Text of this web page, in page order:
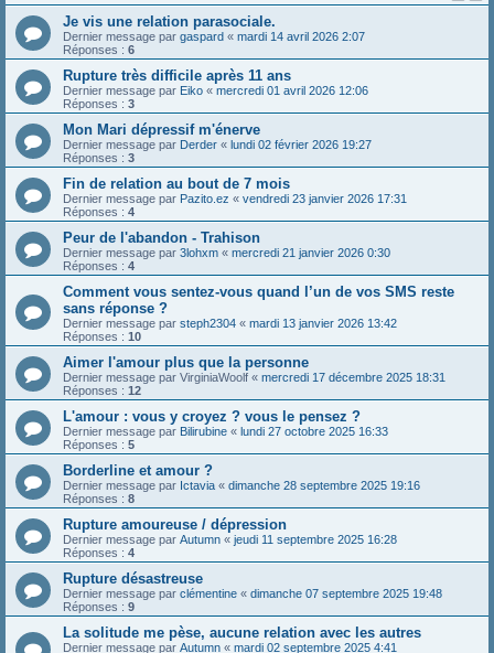
Je vis une relation parasociale.
Dernier message par gaspard « mardi 14 avril 2026 2:07
Réponses : 6
Rupture très difficile après 11 ans
Dernier message par Eiko « mercredi 01 avril 2026 12:06
Réponses : 3
Mon Mari dépressif m'énerve
Dernier message par Derder « lundi 02 février 2026 19:27
Réponses : 3
Fin de relation au bout de 7 mois
Dernier message par Pazito.ez « vendredi 23 janvier 2026 17:31
Réponses : 4
Peur de l'abandon - Trahison
Dernier message par 3lohxm « mercredi 21 janvier 2026 0:30
Réponses : 4
Comment vous sentez-vous quand l’un de vos SMS reste
sans réponse ?
Dernier message par steph2304 « mardi 13 janvier 2026 13:42
Réponses : 10
Aimer l'amour plus que la personne
Dernier message par VirginiaWoolf « mercredi 17 décembre 2025 18:31
Réponses : 12
L'amour : vous y croyez ? vous le pensez ?
Dernier message par Bilirubine « lundi 27 octobre 2025 16:33
Réponses : 5
Borderline et amour ?
Dernier message par Ictavia « dimanche 28 septembre 2025 19:16
Réponses : 8
Rupture amoureuse / dépression
Dernier message par Autumn « jeudi 11 septembre 2025 16:28
Réponses : 4
Rupture désastreuse
Dernier message par clémentine « dimanche 07 septembre 2025 19:48
Réponses : 9
La solitude me pèse, aucune relation avec les autres
Dernier message par Autumn « mardi 02 septembre 2025 4:41